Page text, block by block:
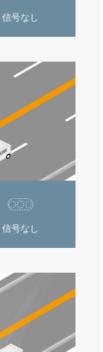
信号なし
信号なし